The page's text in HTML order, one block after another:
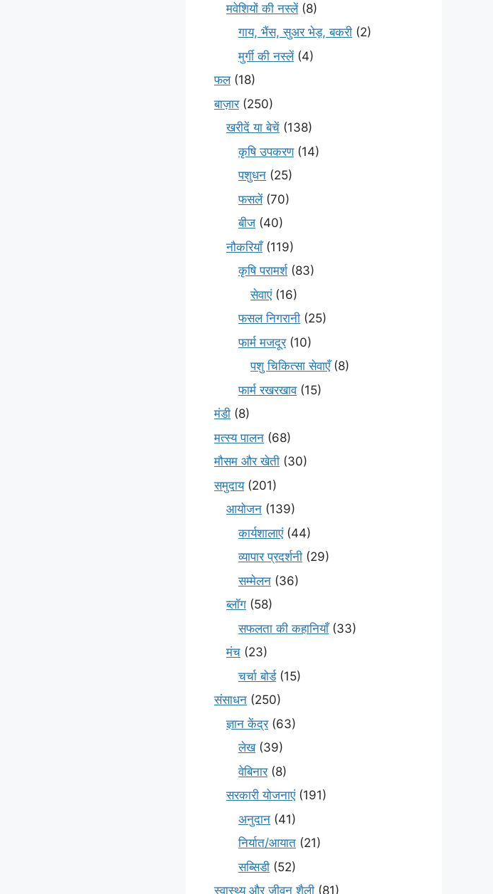
मवेशियों की नस्लें(8)
गाय, भैंस, सुअर भेड़, बकरी (2)
मुर्गी की नस्लें(4)
फल(18)
बाज़ार(250)
खरीदें या बेचें (138)
कृषि उपकरण(14)
पशुधन (25)
फसलें(70)
बीज (40)
नौकरियाँ(119)
कृषि परामर्श(83)
सेवाएं(16)
फसल निगरानी (25)
फार्म मजदूर(10)
पशु चिकित्सा सेवाएँ(8)
फार्म रखरखाव(15)
मंडी (8)
मत्स्य पालन (68)
मौसम और खेती (30)
समुदाय(201)
आयोजन (139)
कार्यशालाएं(44)
व्यापार प्रदर्शनी (29)
सम्मेलन (36)
ब्लॉग (58)
सफलता की कहानियाँ(33)
मंच (23)
चर्चा बोर्ड(15)
संसाधन (250)
ज्ञान केंद्र(63)
लेख(39)
वेबिनार(8)
सरकारी योजनाएं(191)
अनुदान (41)
निर्यात/आयात (21)
सब्सिडी (52)
स्वास्थ्य और जीवन शैली (81)